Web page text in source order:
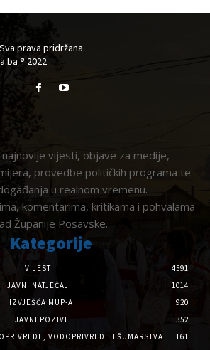
prava pridržana.
® 2022
vijesti, objave za medije,
provedbe političkih programa te
u realnom vremenu.
komentarima, kritikama i pohvalama
Županije Posavske.
Kategorije
VIJESTI
4591
JAVNI NATJEČAJI
1014
IZVJEŠĆA MUP-A
920
JAVNI POZIVI
352
VODOPRIVREDE I ŠUMARSTVA
161